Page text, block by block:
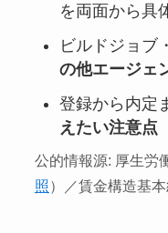
を両面から具
ビルドジョブ
の他エージェ
登録から内定
えたい注意点
公的情報源: 厚生労
照）／賃金構造基